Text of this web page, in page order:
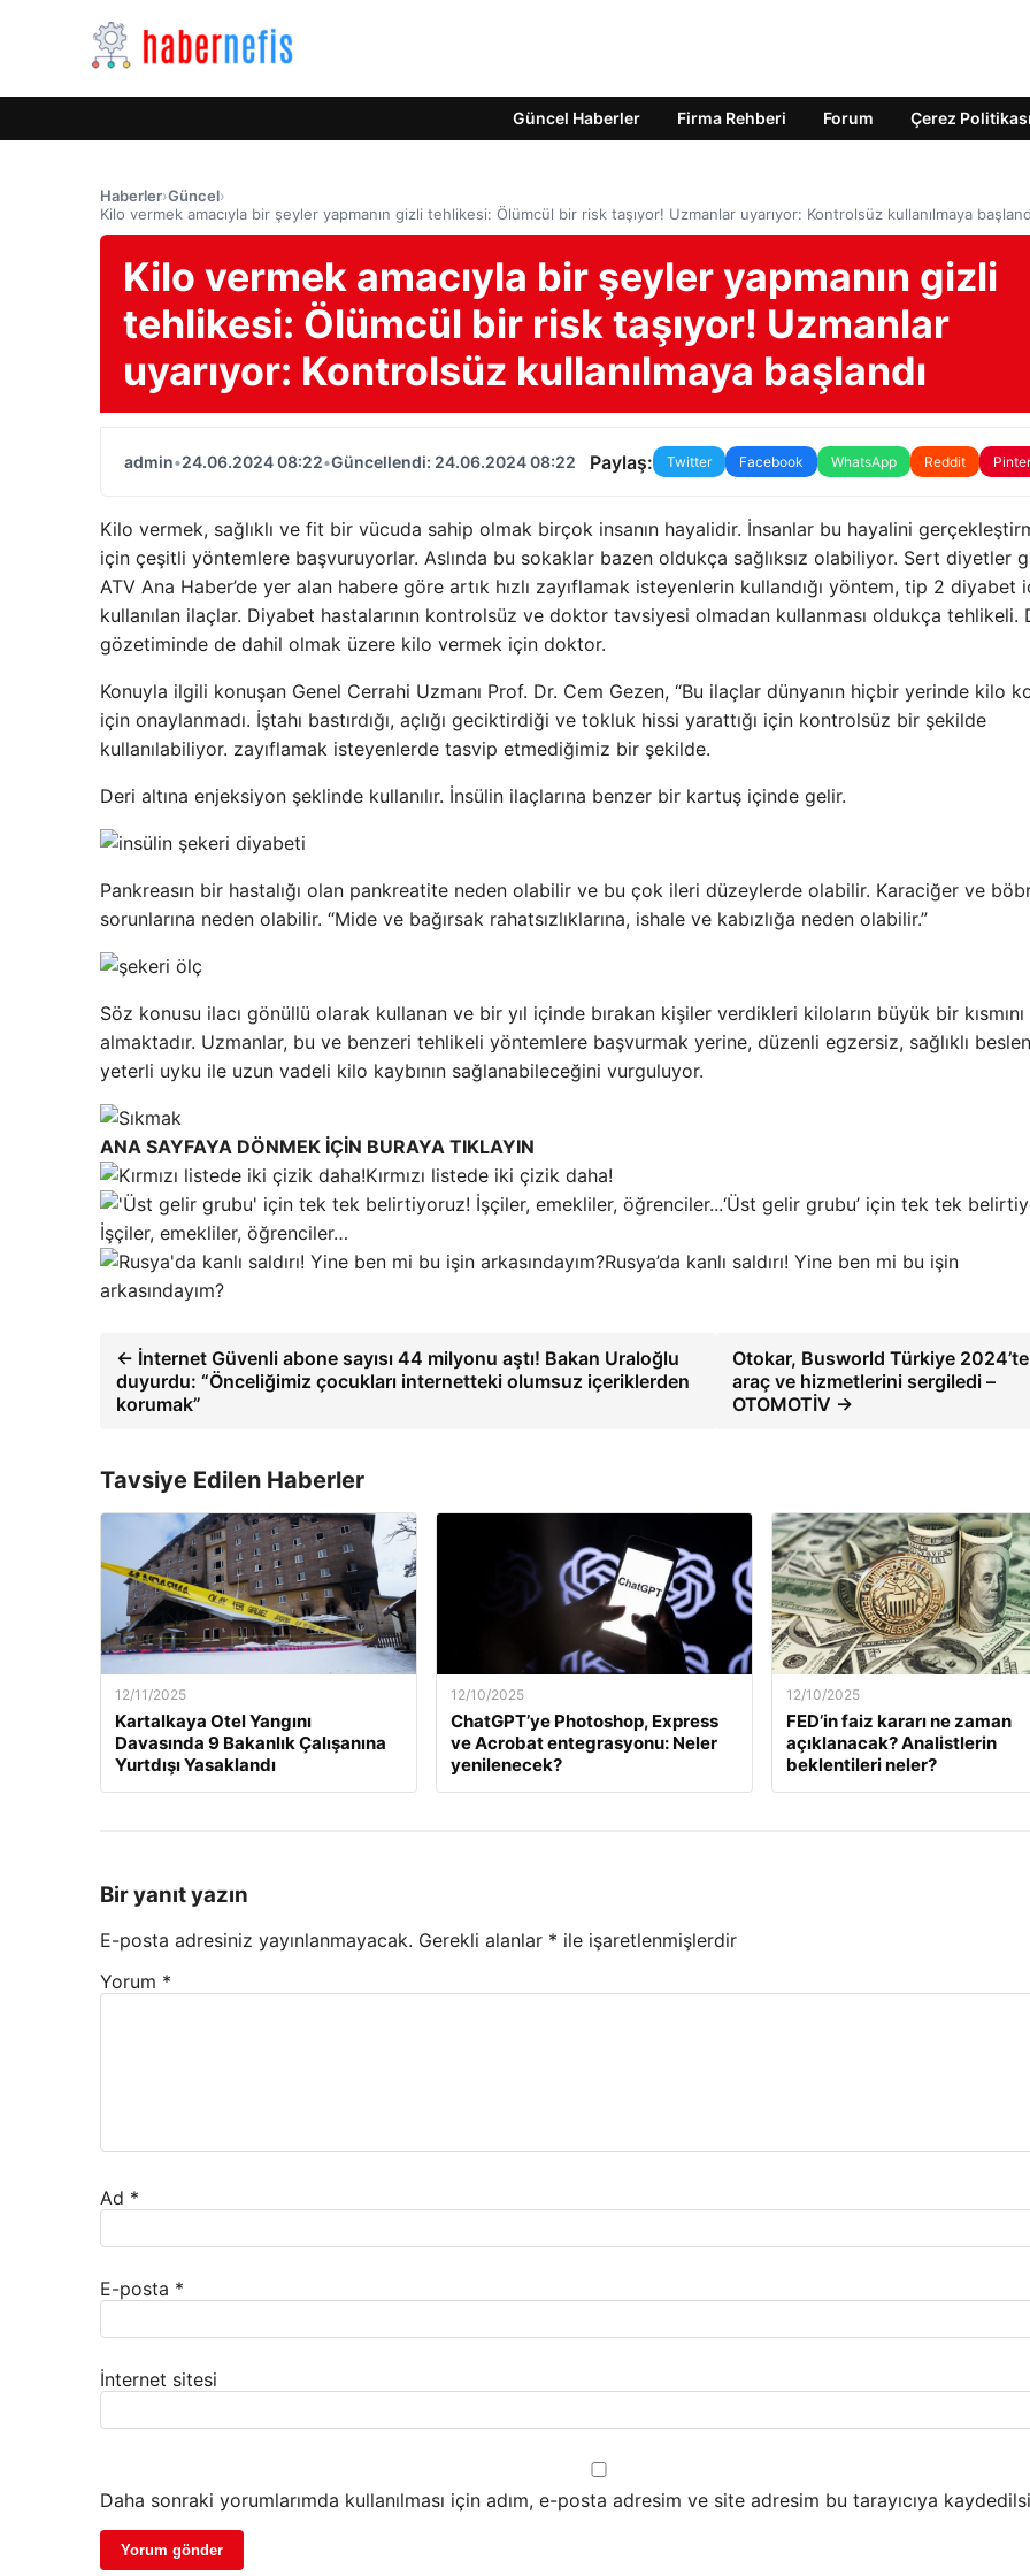
Güncel Haberler Firma Rehberi Forum Çerez Politikası
Haberler›Güncel›
Kilo vermek amacıyla bir şeyler yapmanın gizli tehlikesi: Ölümcül bir risk taşıyor! Uzmanlar uyarıyor: Kontrolsüz kullanılmaya
Kilo vermek amacıyla bir şeyler yapmanın gizli
tehlikesi: Ölümcül bir risk taşıyor! Uzmanlar
uyarıyor: Kontrolsüz kullanılmaya başlandı
admin•24.06.2024 08:22•Güncellendi: 24.06.2024 08:22 Paylaş: Twitter Facebook WhatsApp Reddit
Kilo vermek, sağlıklı ve fit bir vücuda sahip olmak birçok insanın hayalidir. İnsanlar bu hayalini
için çeşitli yöntemlere başvuruyorlar. Aslında bu sokaklar bazen oldukça sağlıksız olabiliyor. Sert diyetler
ATV Ana Haber’de yer alan habere göre artık hızlı zayıflamak isteyenlerin kullandığı yöntem, tip 2 diyabet
kullanılan ilaçlar. Diyabet hastalarının kontrolsüz ve doktor tavsiyesi olmadan kullanması oldukça tehlikeli.
gözetiminde de dahil olmak üzere kilo vermek için doktor.
Konuyla ilgili konuşan Genel Cerrahi Uzmanı Prof. Dr. Cem Gezen, “Bu ilaçlar dünyanın hiçbir yerinde kilo
için onaylanmadı. İştahı bastırdığı, açlığı geciktirdiği ve tokluk hissi yarattığı için kontrolsüz bir şekilde
kullanılabiliyor. zayıflamak isteyenlerde tasvip etmediğimiz bir şekilde.
Deri altına enjeksiyon şeklinde kullanılır. İnsülin ilaçlarına benzer bir kartuş içinde gelir.
Pankreasın bir hastalığı olan pankreatite neden olabilir ve bu çok ileri düzeylerde olabilir. Karaciğer ve
sorunlarına neden olabilir. “Mide ve bağırsak rahatsızlıklarına, ishale ve kabızlığa neden olabilir.”
Söz konusu ilacı gönüllü olarak kullanan ve bir yıl içinde bırakan kişiler verdikleri kiloların büyük bir kısmını
almaktadır. Uzmanlar, bu ve benzeri tehlikeli yöntemlere başvurmak yerine, düzenli egzersiz, sağlıklı
yeterli uyku ile uzun vadeli kilo kaybının sağlanabileceğini vurguluyor.
ANA SAYFAYA DÖNMEK İÇİN BURAYA TIKLAYIN
Kırmızı listede iki çizik daha!
‘Üst gelir grubu’ için tek tek
İşçiler, emekliler, öğrenciler…
Rusya’da kanlı saldırı! Yine ben mi bu işin
arkasındayım?
← İnternet Güvenli abone sayısı 44 milyonu aştı! Bakan Uraloğlu
duyurdu: “Önceliğimiz çocukları internetteki olumsuz içeriklerden
korumak”
Otokar, Busworld Türkiye
araç ve hizmetlerini sergiledi –
OTOMOTİV →
Tavsiye Edilen Haberler
12/11/2025
Kartalkaya Otel Yangını
Davasında 9 Bakanlık Çalışanına
Yurtdışı Yasaklandı
12/10/2025
ChatGPT’ye Photoshop, Express
ve Acrobat entegrasyonu: Neler
yenilenecek?
12/10/2025
FED’in faiz kararı ne zaman
açıklanacak? Analistlerin
beklentileri neler?
Bir yanıt yazın
E-posta adresiniz yayınlanmayacak. Gerekli alanlar * ile işaretlenmişlerdir
Yorum *
Ad *
E-posta *
İnternet sitesi
Daha sonraki yorumlarımda kullanılması için adım, e-posta adresim ve site adresim bu tarayıcıya